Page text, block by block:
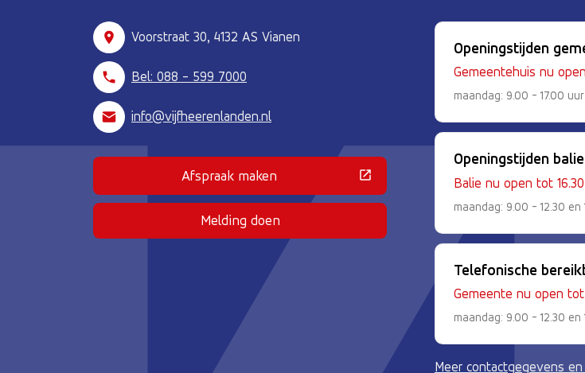
Voorstraat 30, 4132 AS Vianen
Bel: 088 - 599 7000
info@vijfheerenlanden.nl
Afspraak maken(Deze link gaat naar een externe website)
Melding doen
Openingstijden
Gemeentehuis nu
maandag: 9.00 - 17.00 uur
Openingstijden
Balie nu open tot
maandag: 9.00 - 12.30 en
Telefonische
Gemeente nu open tot
maandag: 9.00 - 12.30 en
Meer contactgegevens